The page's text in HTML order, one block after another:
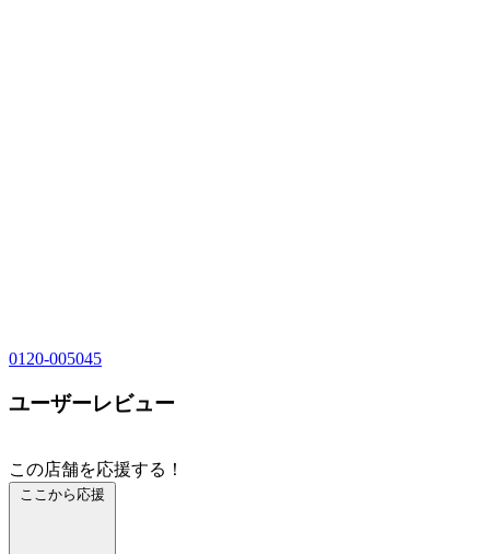
0120-005045
ユーザーレビュー
この店舗を応援する！
ここから応援